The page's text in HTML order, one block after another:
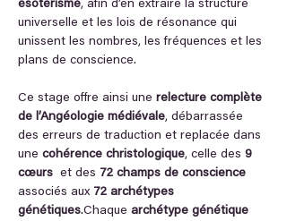
ésotérisme, afin d’en extraire la structure
universelle et les lois de résonance qui
unissent les nombres, les fréquences et les
plans de conscience.
Ce stage offre ainsi une relecture complète
de l’Angéologie médiévale, débarrassée
des erreurs de traduction et replacée dans
une cohérence christologique, celle des 9
cœurs et des 72 champs de conscience
associés aux 72 archétypes
génétiques.Chaque archétype génétique